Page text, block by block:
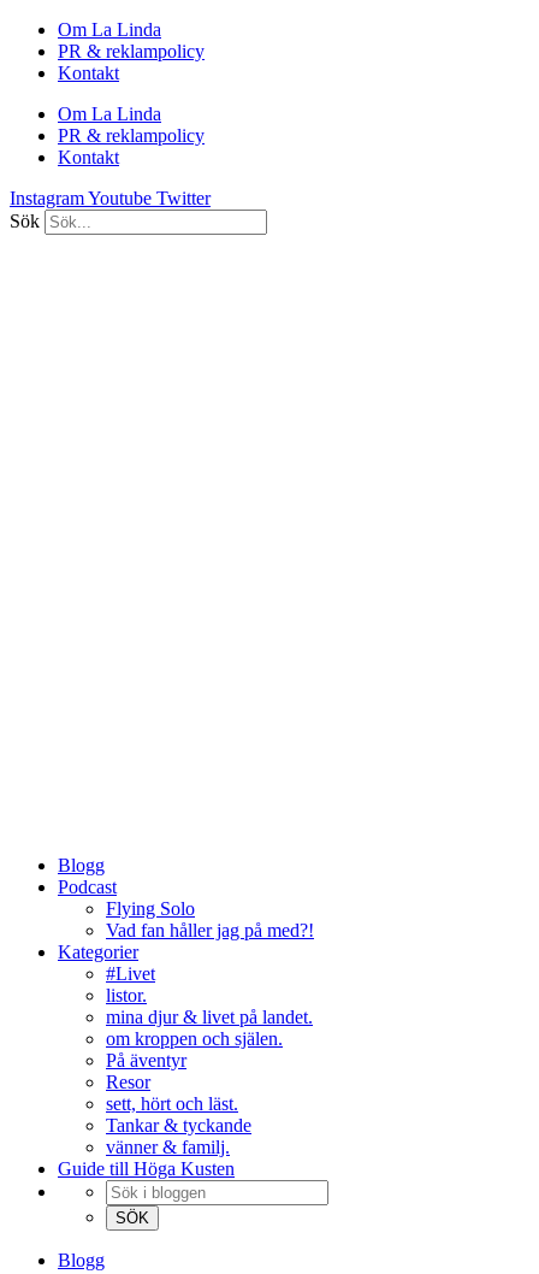
Hoppa
innehåll
Om La Linda
PR & reklampolicy
Kontakt
Om La Linda
PR & reklampolicy
Kontakt
InstagramYoutube Twitter
Sök
Blogg
Podcast
Flying Solo
Vad fan håller jag på med?!
Kategorier
#Livet
listor.
mina djur & livet på landet.
om kroppen och själen.
På äventyr
Resor
sett, hört och läst.
Tankar & tyckande
vänner & familj.
Guide till Höga Kusten
Blogg